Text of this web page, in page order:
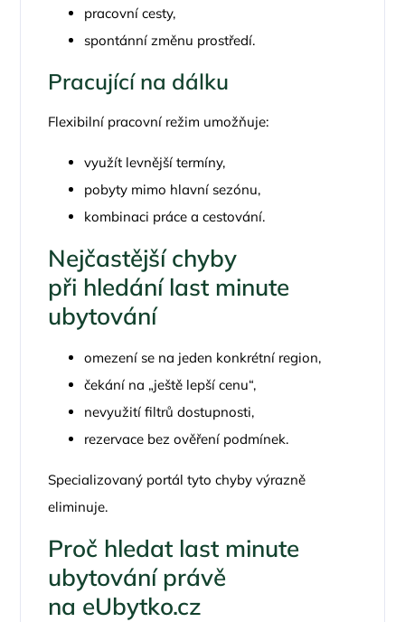
pracovní cesty,
spontánní změnu prostředí.
Pracující na dálku
Flexibilní pracovní režim umožňuje:
využít levnější termíny,
pobyty mimo hlavní sezónu,
kombinaci práce a cestování.
Nejčastější chyby
při hledání last minute
ubytování
omezení se na jeden konkrétní region,
čekání na „ještě lepší cenu“,
nevyužití filtrů dostupnosti,
rezervace bez ověření podmínek.
Specializovaný portál tyto chyby výrazně
eliminuje.
Proč hledat last minute
ubytování právě
na eUbytko.cz